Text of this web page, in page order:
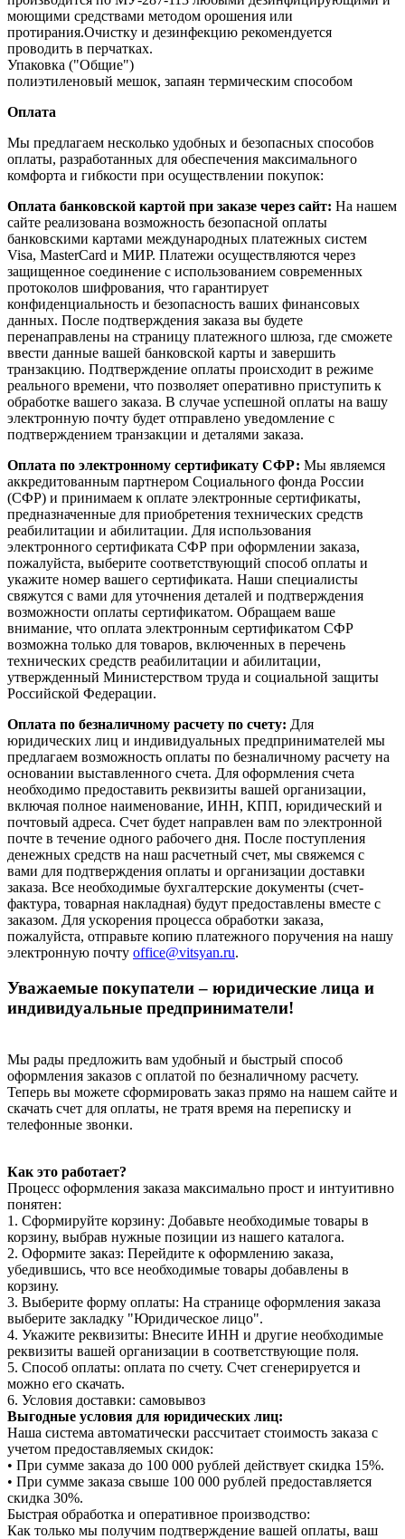
моющими средствами методом орошения или
протирания.Очистку и дезинфекцию рекомендуется
проводить в перчатках.
Упаковка ("Общие")
полиэтиленовый мешок, запаян термическим способом
Оплата
Мы предлагаем несколько удобных и безопасных способов
оплаты, разработанных для обеспечения максимального
комфорта и гибкости при осуществлении покупок:
Оплата банковской картой при заказе через сайт: На нашем
сайте реализована возможность безопасной оплаты
банковскими картами международных платежных систем
Visa, MasterCard и МИР. Платежи осуществляются через
защищенное соединение с использованием современных
протоколов шифрования, что гарантирует
конфиденциальность и безопасность ваших финансовых
данных. После подтверждения заказа вы будете
перенаправлены на страницу платежного шлюза, где сможете
ввести данные вашей банковской карты и завершить
транзакцию. Подтверждение оплаты происходит в режиме
реального времени, что позволяет оперативно приступить к
обработке вашего заказа. В случае успешной оплаты на вашу
электронную почту будет отправлено уведомление с
подтверждением транзакции и деталями заказа.
Оплата по электронному сертификату СФР: Мы являемся
аккредитованным партнером Социального фонда России
(СФР) и принимаем к оплате электронные сертификаты,
предназначенные для приобретения технических средств
реабилитации и абилитации. Для использования
электронного сертификата СФР при оформлении заказа,
пожалуйста, выберите соответствующий способ оплаты и
укажите номер вашего сертификата. Наши специалисты
свяжутся с вами для уточнения деталей и подтверждения
возможности оплаты сертификатом. Обращаем ваше
внимание, что оплата электронным сертификатом СФР
возможна только для товаров, включенных в перечень
технических средств реабилитации и абилитации,
утвержденный Министерством труда и социальной защиты
Российской Федерации.
Оплата по безналичному расчету по счету: Для
юридических лиц и индивидуальных предпринимателей мы
предлагаем возможность оплаты по безналичному расчету на
основании выставленного счета. Для оформления счета
необходимо предоставить реквизиты вашей организации,
включая полное наименование, ИНН, КПП, юридический и
почтовый адреса. Счет будет направлен вам по электронной
почте в течение одного рабочего дня. После поступления
денежных средств на наш расчетный счет, мы свяжемся с
вами для подтверждения оплаты и организации доставки
заказа. Все необходимые бухгалтерские документы (счет-
фактура, товарная накладная) будут предоставлены вместе с
заказом. Для ускорения процесса обработки заказа,
пожалуйста, отправьте копию платежного поручения на нашу
электронную почту office@vitsyan.ru.
Уважаемые покупатели – юридические лица и
индивидуальные предприниматели!
Мы рады предложить вам удобный и быстрый способ
оформления заказов с оплатой по безналичному расчету.
Теперь вы можете сформировать заказ прямо на нашем сайте и
скачать счет для оплаты, не тратя время на переписку и
телефонные звонки.
Как это работает?
Процесс оформления заказа максимально прост и интуитивно
понятен:
1. Сформируйте корзину: Добавьте необходимые товары в
корзину, выбрав нужные позиции из нашего каталога.
2. Оформите заказ: Перейдите к оформлению заказа,
убедившись, что все необходимые товары добавлены в
корзину.
3. Выберите форму оплаты: На странице оформления заказа
выберите закладку "Юридическое лицо".
4. Укажите реквизиты: Внесите ИНН и другие необходимые
реквизиты вашей организации в соответствующие поля.
5. Способ оплаты: оплата по счету. Счет сгенерируется и
можно его скачать.
6. Условия доставки: самовывоз
Выгодные условия для юридических лиц:
Наша система автоматически рассчитает стоимость заказа с
учетом предоставляемых скидок:
• При сумме заказа до 100 000 рублей действует скидка 15%.
• При сумме заказа свыше 100 000 рублей предоставляется
скидка 30%.
Быстрая обработка и оперативное производство:
Как только мы получим подтверждение вашей оплаты, ваш